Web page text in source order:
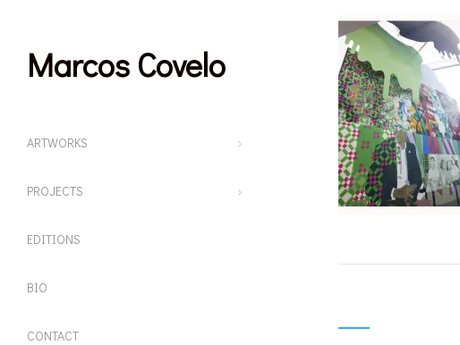
Marcos Covelo
ARTWORKS
PROJECTS
EDITIONS
BIO
CONTACT